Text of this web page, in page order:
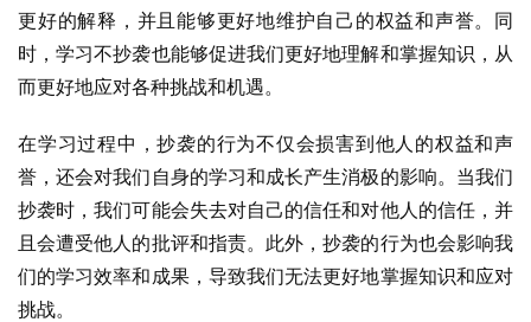
更好的解释，并且能够更好地维护自己的权益和声誉。同
时，学习不抄袭也能够促进我们更好地理解和掌握知识，从
而更好地应对各种挑战和机遇。
在学习过程中，抄袭的行为不仅会损害到他人的权益和声
誉，还会对我们自身的学习和成长产生消极的影响。当我们
抄袭时，我们可能会失去对自己的信任和对他人的信任，并
且会遭受他人的批评和指责。此外，抄袭的行为也会影响我
们的学习效率和成果，导致我们无法更好地掌握知识和应对
挑战。